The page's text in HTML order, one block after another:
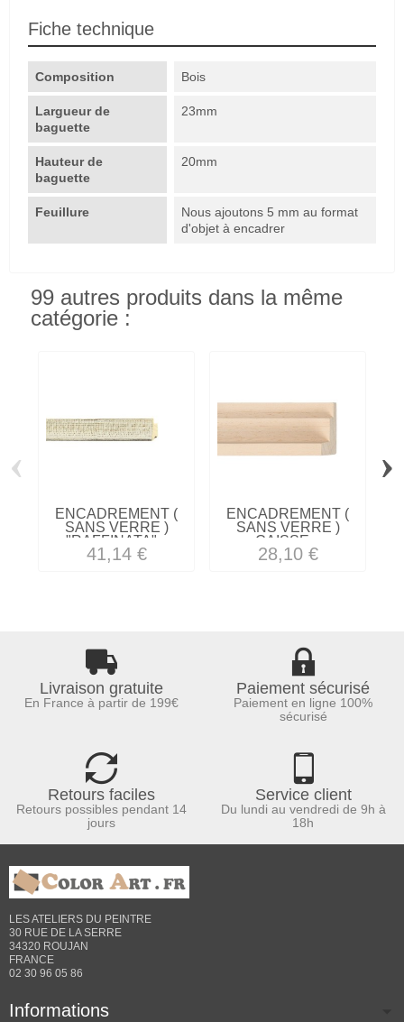
Fiche technique
Composition Bois
Largueur de
baguette
23mm
Hauteur de
baguette
20mm
Feuillure
Nous ajoutons 5 mm au format
d'objet à encadrer
99 autres produits dans la même
catégorie :
ENCADREMENT (
SANS VERRE )
"RAFFINATA"...
41,14 €
ENCADREMENT (
SANS VERRE )
CAISSE...
28,10 €
‹ ›
Livraison gratuite
En France à partir de 199€
Paiement sécurisé
Paiement en ligne 100%
sécurisé
Retours faciles
Retours possibles pendant 14
jours
Service client
Du lundi au vendredi de 9h à
18h
LES ATELIERS DU PEINTRE
30 RUE DE LA SERRE
34320 ROUJAN
FRANCE
02 30 96 05 86
Informations